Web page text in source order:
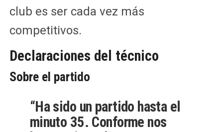
club es ser cada vez más
competitivos.
Declaraciones del técnico
Sobre el partido
“Ha sido un partido hasta el
minuto 35. Conforme nos